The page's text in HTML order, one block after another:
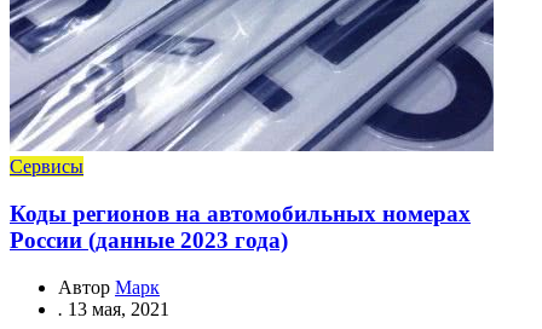
Сервисы
Коды регионов на автомобильных номерах
России (данные 2023 года)
Автор Марк
. 13 мая, 2021